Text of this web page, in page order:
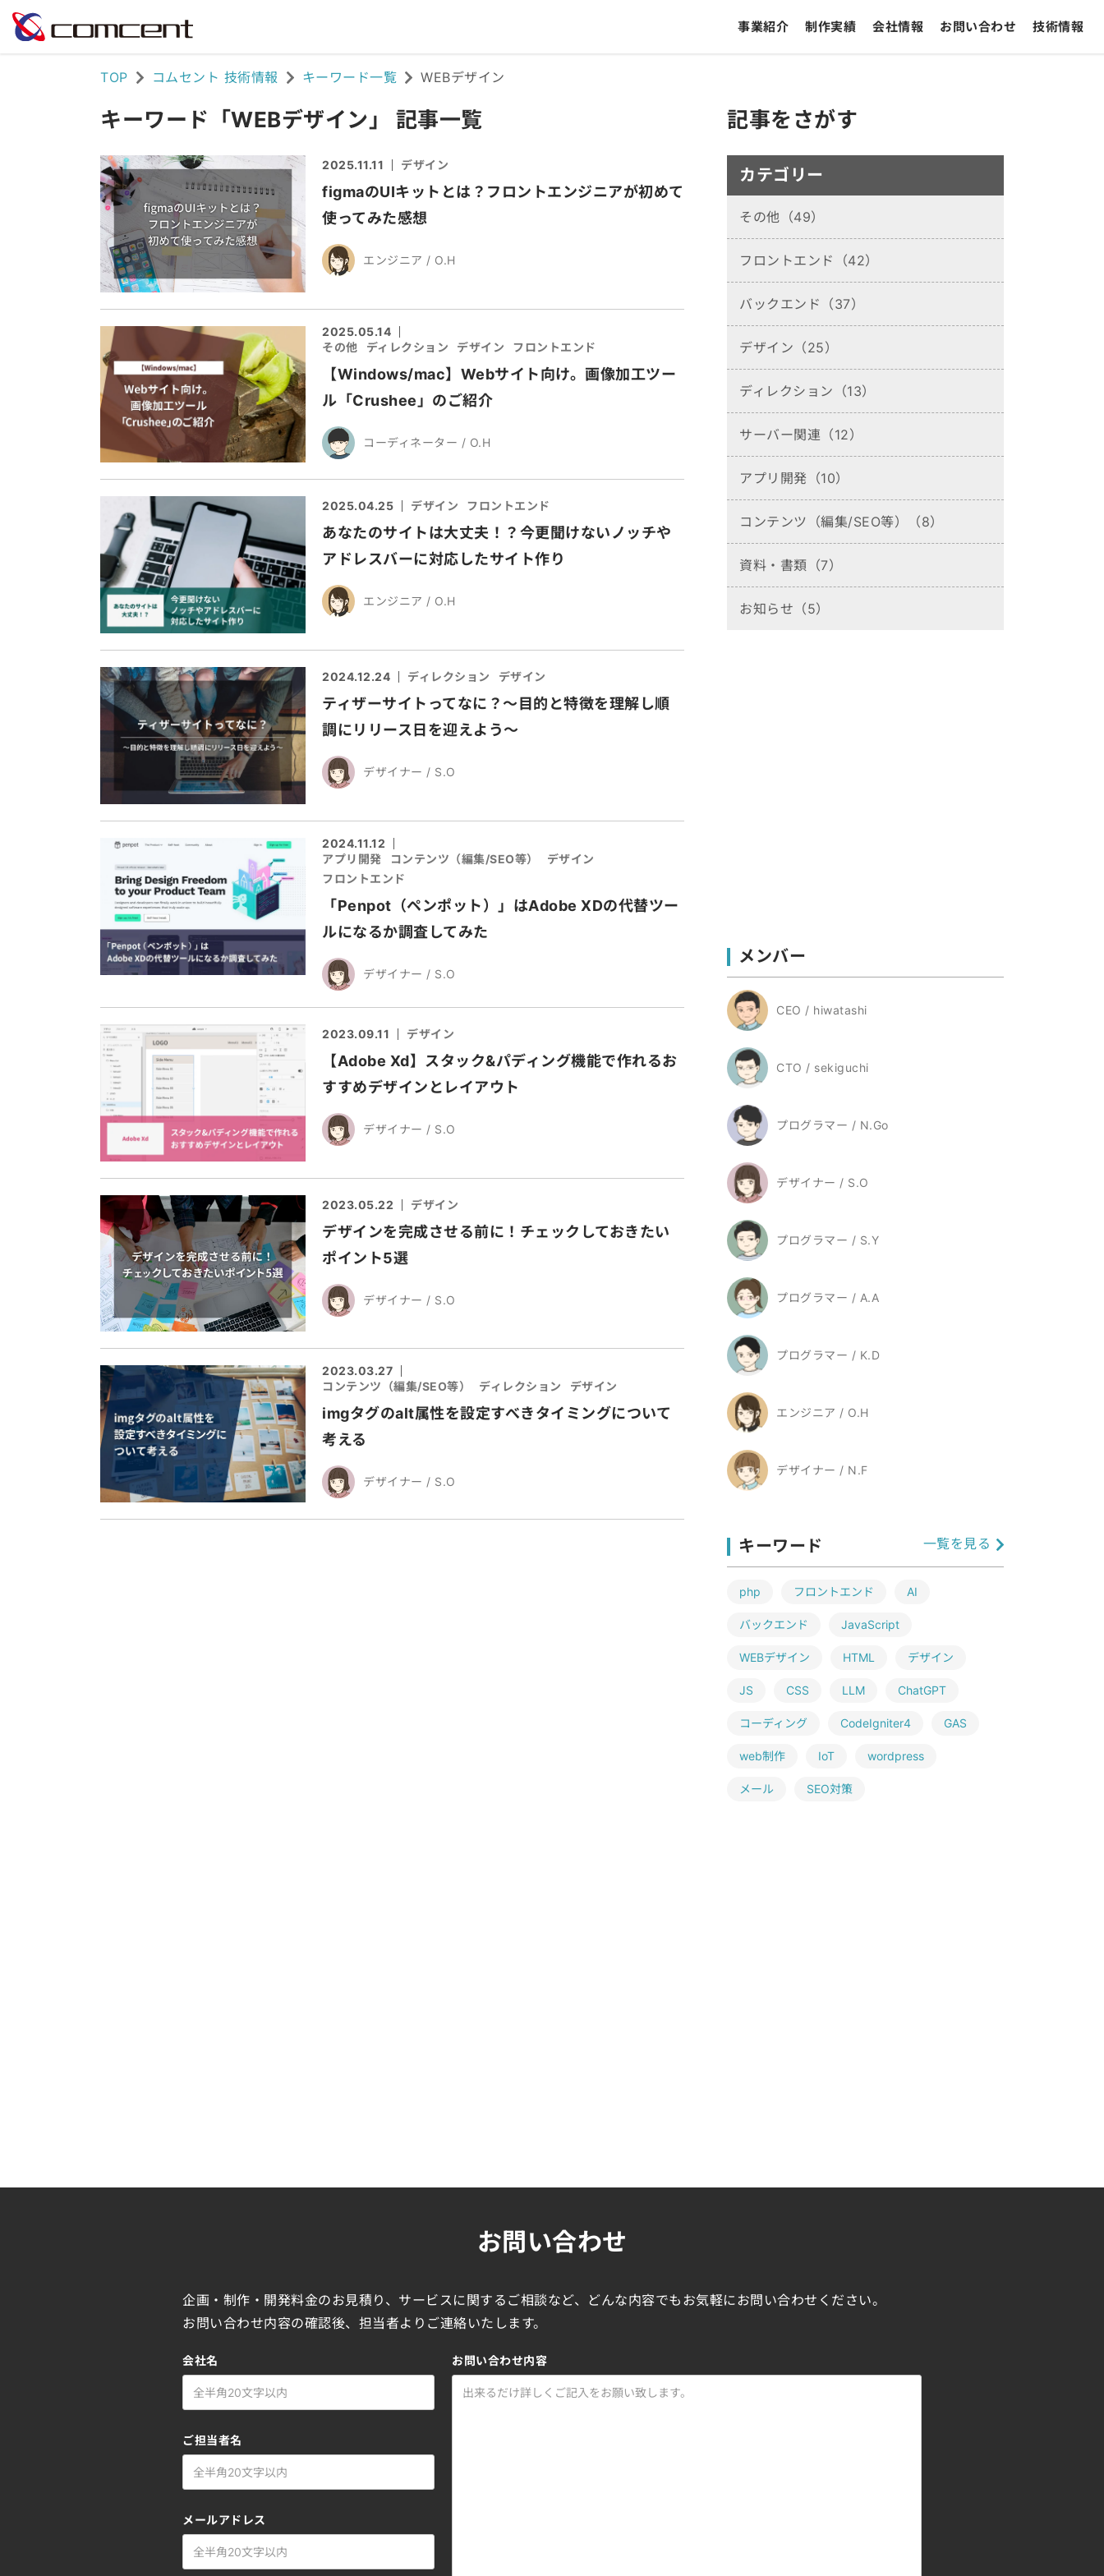
事業紹介 制作実績 会社情報 お問い合わせ 技術情報
TOP コムセント 技術情報 キーワード一覧 WEBデザイン
キーワード「WEBデザイン」 記事一覧
figmaのUIキットとは？フロントエンジニアが初めて
使ってみた感想
2025.11.11 デザイン
エンジニア / O.H
【Windows/mac】Webサイト向け。画像加工ツー
ル「Crushee」のご紹介
2025.05.14
その他
ディレクション デザイン フロントエンド
コーディネーター / O.H
あなたのサイトは大丈夫！？今更聞けないノッチや
アドレスバーに対応したサイト作り
2025.04.25 デザイン フロントエンド
エンジニア / O.H
ティザーサイトってなに？～目的と特徴を理解し順
調にリリース日を迎えよう～
2024.12.24 ディレクション デザイン
デザイナー / S.O
「Penpot（ペンポット）」はAdobe XDの代替ツー
ルになるか調査してみた
2024.11.12
アプリ開発
コンテンツ（編集/SEO等）
デザイン
フロントエンド
デザイナー / S.O
【Adobe Xd】スタック&パディング機能で作れるお
すすめデザインとレイアウト
2023.09.11 デザイン
デザイナー / S.O
デザインを完成させる前に！チェックしておきたい
ポイント5選
2023.05.22 デザイン
デザイナー / S.O
imgタグのalt属性を設定すべきタイミングについて
考える
2023.03.27
コンテンツ（編集/SEO等）
ディレクション デザイン
デザイナー / S.O
記事をさがす
カテゴリー
その他（49）
フロントエンド（42）
バックエンド（37）
デザイン（25）
ディレクション（13）
サーバー関連（12）
アプリ開発（10）
コンテンツ（編集/SEO等）（8）
資料・書類（7）
お知らせ（5）
メンバー
CEO / hiwatashi
CTO / sekiguchi
プログラマー / N.Go
デザイナー / S.O
プログラマー / S.Y
プログラマー / A.A
プログラマー / K.D
エンジニア / O.H
デザイナー / N.F
キーワード
php フロントエンド AI
バックエンド JavaScript
WEBデザイン HTML デザイン
JS CSS LLM ChatGPT
コーディング CodeIgniter4 GAS
web制作 IoT wordpress
メール SEO対策
一覧を見る
お問い合わせ
企画・制作・開発料金のお見積り、サービスに関するご相談など、どんな内容でもお気軽にお問い合わせください。
お問い合わせ内容の確認後、担当者よりご連絡いたします。
会社名
ご担当者名
メールアドレス
お問い合わせ内容